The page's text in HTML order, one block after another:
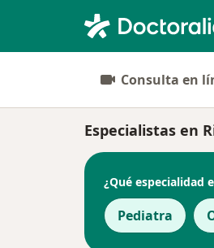
Consulta en
Especialistas en
¿Qué especialidad
Pediatra